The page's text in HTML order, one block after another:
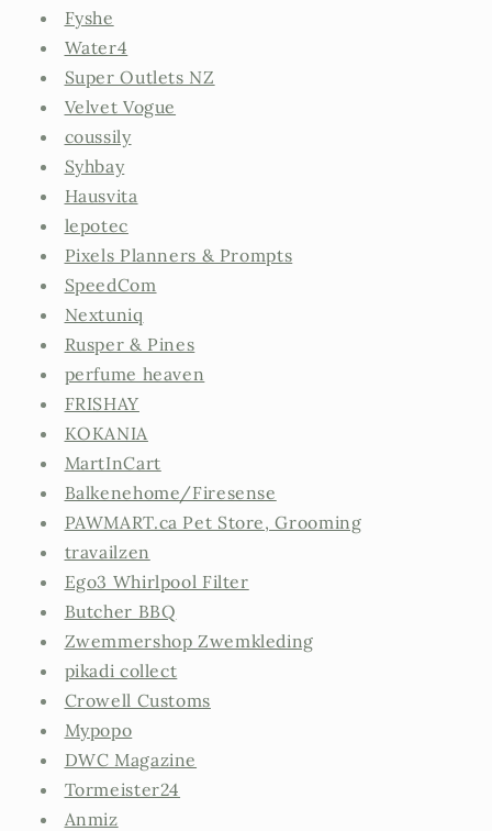
Fyshe
Water4
Super Outlets NZ
Velvet Vogue
coussily
Syhbay
Hausvita
lepotec
Pixels Planners & Prompts
SpeedCom
Nextuniq
Rusper & Pines
perfume heaven
FRISHAY
KOKANIA
MartInCart
Balkenehome/Firesense
PAWMART.ca Pet Store, Grooming
travailzen
Ego3 Whirlpool Filter
Butcher BBQ
Zwemmershop Zwemkleding
pikadi collect
Crowell Customs
Mypopo
DWC Magazine
Tormeister24
Anmiz